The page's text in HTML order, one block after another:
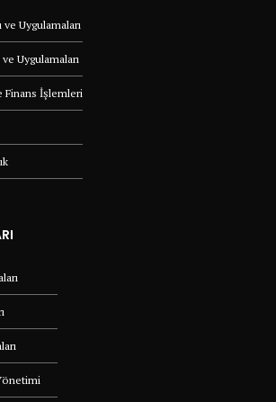
Uygulamaları
Uygulamaları
Finans İşlemleri